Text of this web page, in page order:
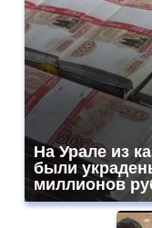
На Урале из
были
миллионов